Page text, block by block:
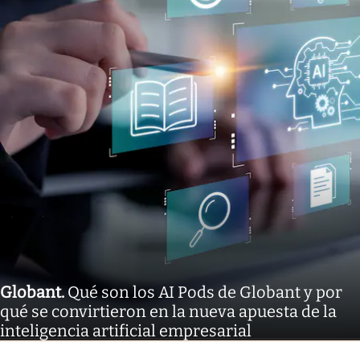
Globant.Qué son los AI Pods de Globant y por
qué se convirtieron en la nueva apuesta de la
inteligencia artificial empresarial